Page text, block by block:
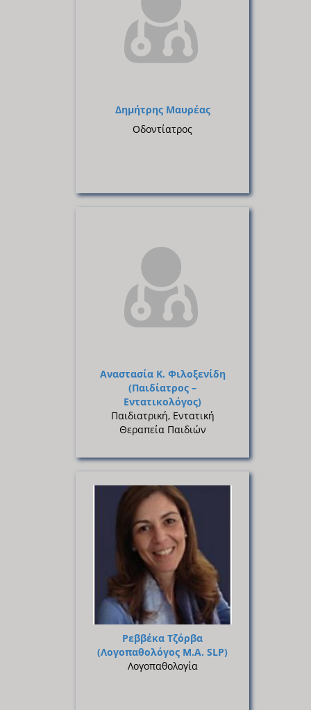
Δημήτρης Μαυρέας
Οδοντίατρος
Αναστασία Κ. Φιλοξενίδη
(Παιδίατρος –
Εντατικολόγος)
Παιδιατρική, Εντατική
Θεραπεία Παιδιών
Ρεββέκα Τζόρβα
(Λογοπαθολόγος Μ.Α. SLP)
Λογοπαθολογία